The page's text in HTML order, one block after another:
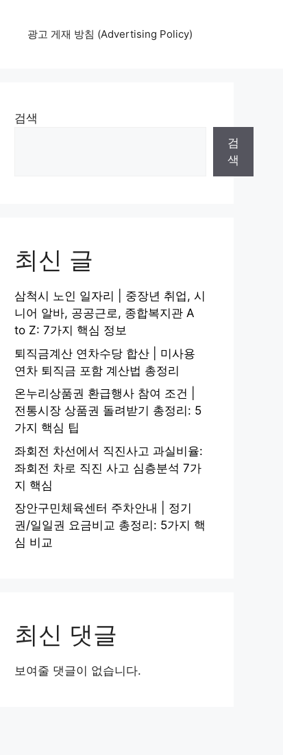
광고 게재 방침 (Advertising Policy)
검색
검
색
최신 글
삼척시 노인 일자리 | 중장년 취업, 시
니어 알바, 공공근로, 종합복지관 A
to Z: 7가지 핵심 정보
퇴직금계산 연차수당 합산 | 미사용
연차 퇴직금 포함 계산법 총정리
온누리상품권 환급행사 참여 조건 |
전통시장 상품권 돌려받기 총정리: 5
가지 핵심 팁
좌회전 차선에서 직진사고 과실비율:
좌회전 차로 직진 사고 심층분석 7가
지 핵심
장안구민체육센터 주차안내 | 정기
권/일일권 요금비교 총정리: 5가지 핵
심 비교
최신 댓글
보여줄 댓글이 없습니다.